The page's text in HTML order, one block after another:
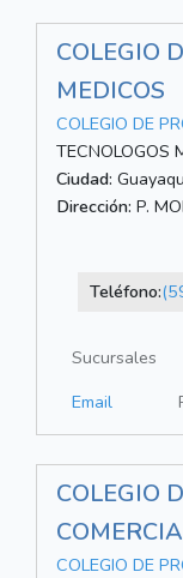
COLEGIO
MEDICOS
COLEGIO DE
TECNOLOGOS
Ciudad:
Dirección: P.
Teléfono:
Sucursales
Email
COLEGIO
COLEGIO DE